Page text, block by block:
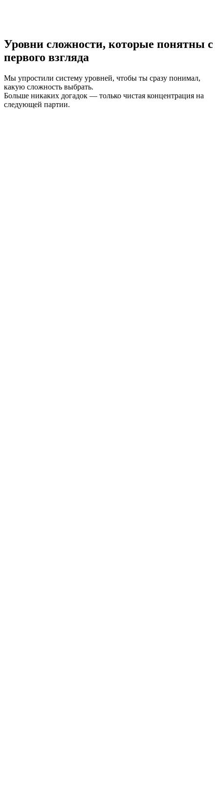
Уровни сложности, которые понятны с
первого взгляда
Мы упростили систему уровней, чтобы ты сразу понимал,
какую сложность выбрать.
Больше никаких догадок — только чистая концентрация на
следующей партии.